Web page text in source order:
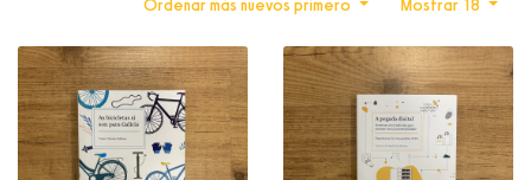
Mostrar 18
Ordenar más nuevos primero